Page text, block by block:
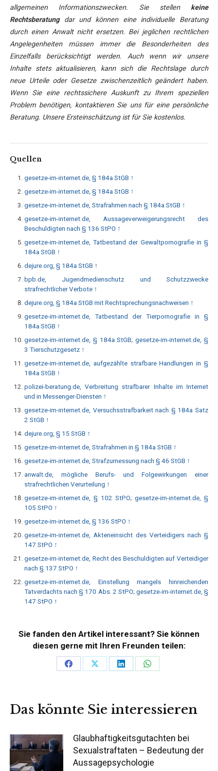
allgemeinen Informationszwecken. Sie stellen keine
Rechtsberatungdar und können eine individuelle Beratung
durch einen Anwalt nicht ersetzen. Bei jeglichen rechtlichen
Angelegenheiten müssen immer die Besonderheiten des
Einzelfalls berücksichtigt werden. Auch wenn wir unsere
Inhalte stets aktualisieren, kann sich die Rechtslage durch
neue Urteile oder Gesetze zwischenzeitlich geändert haben.
Wenn Sie eine rechtssichere Auskunft zu Ihrem speziellen
Problem benötigen, kontaktieren Sie uns für eine persönliche
Beratung. Unsere Ersteinschätzung ist für Sie kostenlos.
Quellen
gesetze-im-internet.de, § 184a StGB ↑
gesetze-im-internet.de, § 184a StGB ↑
gesetze-im-internet.de, Strafrahmen nach § 184a StGB ↑
gesetze-im-internet.de, Aussageverweigerungsrecht des
Beschuldigten nach § 136 StPO ↑
gesetze-im-internet.de, Tatbestand der Gewaltpornografie in §
184a StGB ↑
dejure.org, § 184a StGB ↑
bpb.de, Jugendmedienschutz und Schutzzwecke
strafrechtlicher Verbote ↑
dejure.org, § 184a StGB mit Rechtsprechungsnachweisen ↑
gesetze-im-internet.de, Tatbestand der Tierpornografie in §
184a StGB ↑
gesetze-im-internet.de, § 184a StGB;gesetze-im-internet.de, §
3 Tierschutzgesetz ↑
gesetze-im-internet.de, aufgezählte strafbare Handlungen in §
184a StGB ↑
polizei-beratung.de, Verbreitung strafbarer Inhalte im Internet
und in Messenger-Diensten ↑
gesetze-im-internet.de, Versuchsstrafbarkeit nach § 184a Satz
2 StGB ↑
dejure.org, § 15 StGB ↑
gesetze-im-internet.de, Strafrahmen in § 184a StGB ↑
gesetze-im-internet.de, Strafzumessung nach § 46 StGB ↑
anwalt.de, mögliche Berufs- und Folgewirkungen einer
strafrechtlichen Verurteilung ↑
gesetze-im-internet.de, § 102 StPO; gesetze-im-internet.de, §
105 StPO ↑
gesetze-im-internet.de, § 136 StPO ↑
gesetze-im-internet.de, Akteneinsicht des Verteidigers nach §
147 StPO ↑
gesetze-im-internet.de, Recht des Beschuldigten auf Verteidiger
nach § 137 StPO ↑
gesetze-im-internet.de, Einstellung mangels hinreichenden
Tatverdachts nach § 170 Abs. 2 StPO; gesetze-im-internet.de, §
147 StPO ↑
Sie fanden den Artikel interessant? Sie können
diesen gerne mit Ihren Freunden teilen:
Teilen
Teilen
Teilen
Teilen
Das könnte Sie interessieren
Glaubhaftigkeitsgutachten bei
Sexualstraftaten – Bedeutung der
Aussagepsychologie